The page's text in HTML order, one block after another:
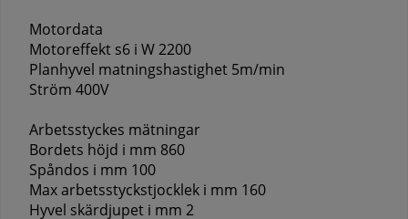
Motordata
Motoreffekt s6 i W 2200
Planhyvel matningshastighet 5m/min
Ström 400V
Arbetsstyckes mätningar
Bordets höjd i mm 860
Spåndos i mm 100
Max arbetsstyckstjocklek i mm 160
Hyvel skärdjupet i mm 2